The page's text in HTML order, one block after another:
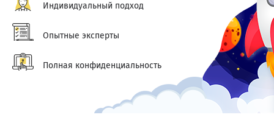
Индивидуальный подход
Опытные эксперты
Полная конфиденциальность